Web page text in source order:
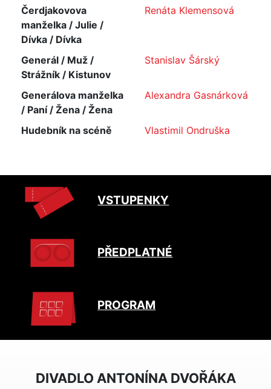
Čerdjakovova
manželka / Julie /
Dívka / Dívka
Renáta Klemensová
Generál / Muž /
Strážník / Kistunov
Stanislav Šárský
Generálova manželka
/ Paní / Žena / Žena
Alexandra Gasnárková
Hudebník na scéně Vlastimil Ondruška
VSTUPENKY
PŘEDPLATNÉ
PROGRAM
DIVADLO ANTONÍNA DVOŘÁKA